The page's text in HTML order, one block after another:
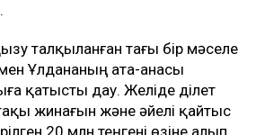
қыдырып, араласқан емес. Біз
өрбіді... Қазір жадырап
Алланың және оның
жаңа өмір сыйлады, – деді